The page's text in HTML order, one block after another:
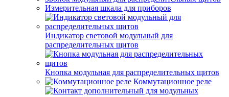
Измерительная шкала для приборов
Индикатор световой модульный для
распределительных щитов
Кнопка модульная для распределительных щитов
Коммутационное реле